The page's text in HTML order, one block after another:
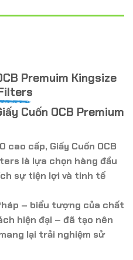
Premuim Kingsize
Cuốn OCB Premium
cao cấp, Giấy Cuốn OCB
là lựa chọn hàng đầu
sự tiện lợi và tinh tế
– biểu tượng của chất
hiện đại – đã tạo nên
lại trải nghiệm sử